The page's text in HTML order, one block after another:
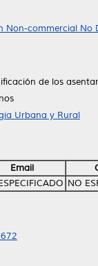
Non-commercial No
de los
Urbana y Rural
Email
NO